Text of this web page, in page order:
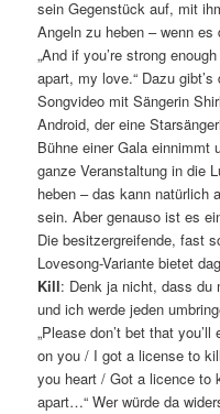
sein Gegenstück auf, mit
Angeln zu heben – wenn
„And if you’re strong
apart, my love.“ Dazu
Songvideo mit Sängerin
Android, der eine
Bühne einer Gala einnimmt
ganze Veranstaltung in die
heben – das kann natürlich
sein. Aber genauso ist es
Die besitzergreifende, fast
Lovesong-Variante bietet
Kill: Denk ja nicht, dass du
und ich werde jeden
„Please don’t bet that
on you / I got a license to
you heart / Got a licence to
apart…“ Wer würde da